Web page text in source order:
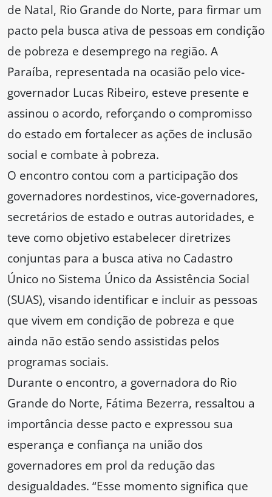
de Natal, Rio Grande do Norte, para firmar um
pacto pela busca ativa de pessoas em condição
de pobreza e desemprego na região. A
Paraíba, representada na ocasião pelo vice-
governador Lucas Ribeiro, esteve presente e
assinou o acordo, reforçando o compromisso
do estado em fortalecer as ações de inclusão
social e combate à pobreza.
O encontro contou com a participação dos
governadores nordestinos, vice-governadores,
secretários de estado e outras autoridades, e
teve como objetivo estabelecer diretrizes
conjuntas para a busca ativa no Cadastro
Único no Sistema Único da Assistência Social
(SUAS), visando identificar e incluir as pessoas
que vivem em condição de pobreza e que
ainda não estão sendo assistidas pelos
programas sociais.
Durante o encontro, a governadora do Rio
Grande do Norte, Fátima Bezerra, ressaltou a
importância desse pacto e expressou sua
esperança e confiança na união dos
governadores em prol da redução das
desigualdades. “Esse momento significa que